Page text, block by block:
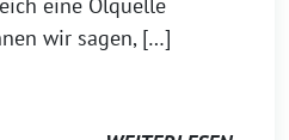
wir sagen, […]